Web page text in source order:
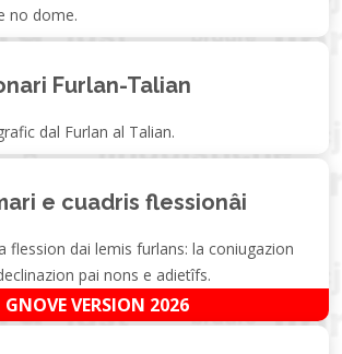
no dome.
Furlan-Talian
dal Furlan al Talian.
e cuadris flessionâi
flession dai lemis furlans: la coniugazion
pai nons e adietîfs.
GNOVE VERSION 2026